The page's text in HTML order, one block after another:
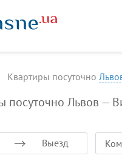
Квартиры посуточно
посуточно Львов —
Выезд